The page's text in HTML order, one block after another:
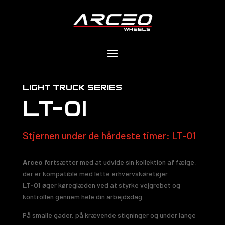
light truck serıes
LT-01
Stjernen under de hårdeste timer: LT-01
Arceo fortsætter med at udvide sin kollektion af fælge,
der er kompatible med lette erhvervskøretøjer.
LT-01 øger køreglæden ved at styrke vejgrebet og
kontrollen gennem hele din arbejdsdag.
På smalle gader, på krævende stigninger og under lange